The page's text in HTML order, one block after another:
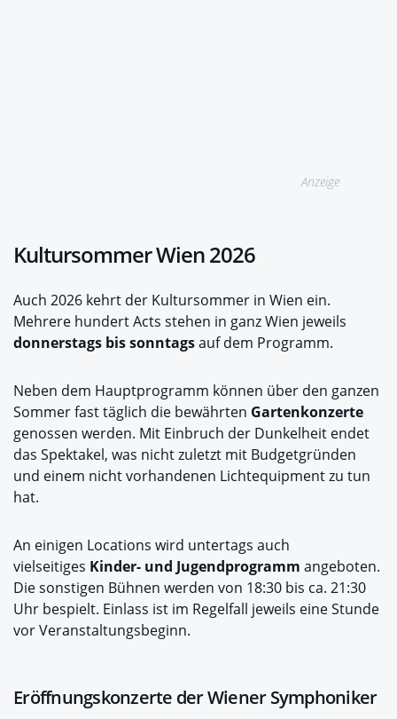
Anzeige
Kultursommer Wien 2026
Auch 2026 kehrt der Kultursommer in Wien ein.
Mehrere hundert Acts stehen in ganz Wien jeweils
donnerstags bis sonntagsauf dem Programm.
Neben dem Hauptprogramm können über den ganzen
Sommer fast täglich die bewährten Gartenkonzerte
genossen werden. Mit Einbruch der Dunkelheit endet
das Spektakel, was nicht zuletzt mit Budgetgründen
und einem nicht vorhandenen Lichtequipment zu tun
hat.
An einigen Locations wird untertags auch
vielseitiges Kinder- und Jugendprogramm angeboten.
Die sonstigen Bühnen werden von 18:30 bis ca. 21:30
Uhr bespielt. Einlass ist im Regelfall jeweils eine Stunde
vor Veranstaltungsbeginn.
Eröffnungskonzerte der Wiener Symphoniker